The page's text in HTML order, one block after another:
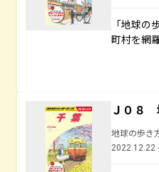
「地球
町村を網
Ｊ０８
地球の歩き
2022.12.22